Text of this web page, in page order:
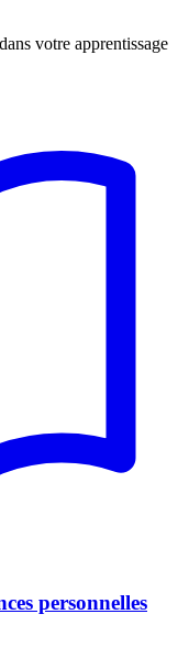
votre apprentissage
personnelles